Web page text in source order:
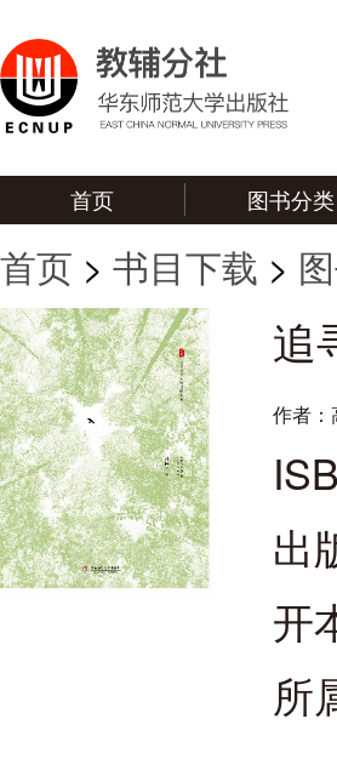
首页 图书分类
首页 > 书目下载 >
追
作者：
出
开
所